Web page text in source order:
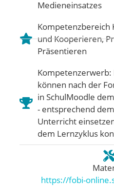
Medieneinsatzes
Kompetenzbereich
und Kooperieren,
Präsentieren
Kompetenzerwerb:
können nach der
in SchulMoodle
- entsprechend
Unterricht
dem Lernzyklus
https://fobi-